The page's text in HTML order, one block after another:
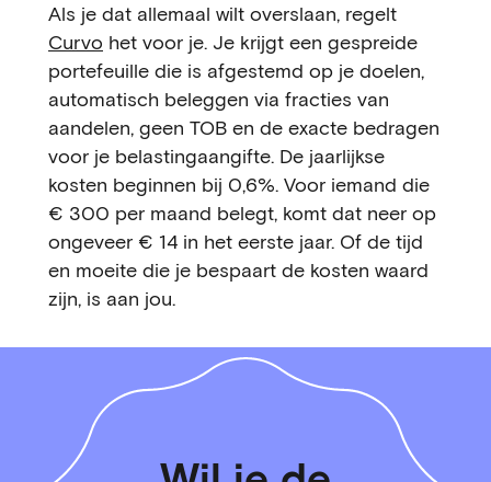
Als je dat allemaal wilt overslaan, regelt
Curvo het voor je. Je krijgt een gespreide
portefeuille die is afgestemd op je doelen,
automatisch beleggen via fracties van
aandelen, geen TOB en de exacte bedragen
voor je belastingaangifte. De jaarlijkse
kosten beginnen bij 0,6%. Voor iemand die
€ 300 per maand belegt, komt dat neer op
ongeveer € 14 in het eerste jaar. Of de tijd
en moeite die je bespaart de kosten waard
zijn, is aan jou.